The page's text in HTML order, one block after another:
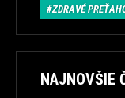
ZDRAVÉ
NAJNOVŠIE